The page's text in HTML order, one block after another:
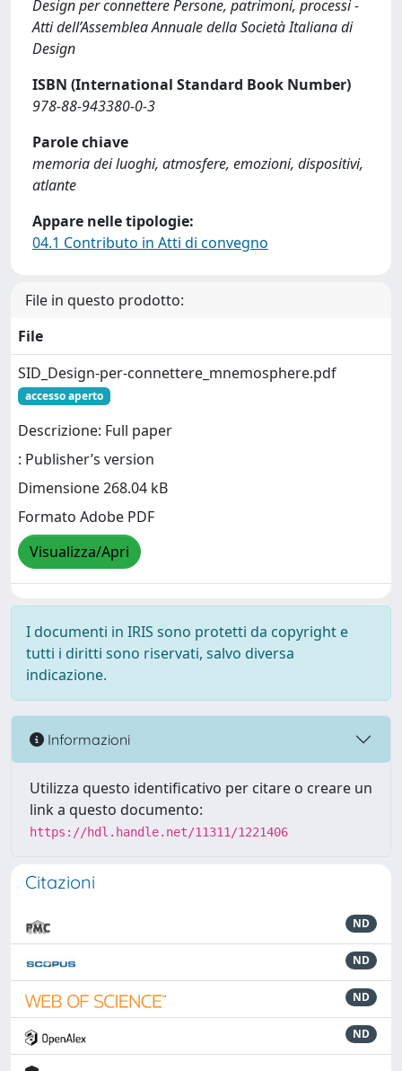
Design per connettere Persone, patrimoni, processi -
Atti dell’Assemblea Annuale della Società Italiana di
Design
ISBN (International Standard Book Number)
978-88-943380-0-3
Parole chiave
memoria dei luoghi, atmosfere, emozioni, dispositivi,
atlante
Appare nelle tipologie:
04.1 Contributo in Atti di convegno
File in questo prodotto:
File
SID_Design-per-connettere_mnemosphere.pdf
accesso aperto
Descrizione: Full paper
: Publisher’s version
Dimensione 268.04 kB
Formato Adobe PDF
Visualizza/Apri
I documenti in IRIS sono protetti da copyright e
tutti i diritti sono riservati, salvo diversa
indicazione.
Informazioni
Utilizza questo identificativo per citare o creare un
link a questo documento:
https://hdl.handle.net/11311/1221406
Citazioni
ND
ND
ND
ND